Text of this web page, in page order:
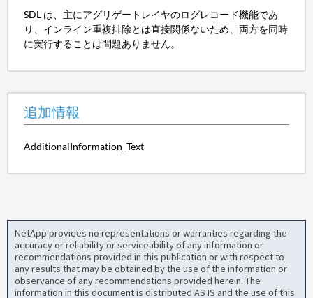
SDL は、主にアグリゲートレイヤのログレコード機能であ
り、インライン重複排除とは直接関係ないため、両方を同時
に実行することは問題ありません。
追加情報
AdditionalInformation_Text
NetApp provides no representations or warranties regarding the
accuracy or reliability or serviceability of any information or
recommendations provided in this publication or with respect to
any results that may be obtained by the use of the information or
observance of any recommendations provided herein. The
information in this document is distributed AS IS and the use of this